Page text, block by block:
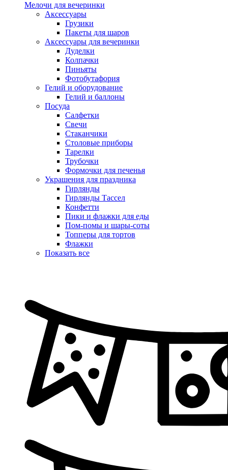
Мелочи для вечеринки
Аксессуары
Грузики
Пакеты для шаров
Аксессуары для вечеринки
Дуделки
Колпачки
Пиньяты
Фотобутафория
Гелий и оборудование
Гелий и баллоны
Посуда
Салфетки
Свечи
Стаканчики
Столовые приборы
Тарелки
Трубочки
Формочки для печенья
Украшения для праздника
Гирлянды
Гирлянды Тассел
Конфетти
Пики и флажки для еды
Пом-помы и шары-соты
Топперы для тортов
Флажки
Показать все